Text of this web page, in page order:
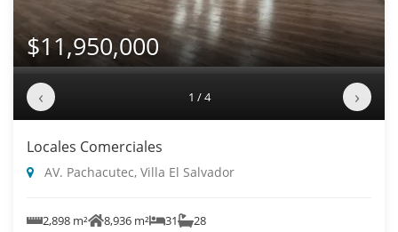
$11,950,000
‹ 1 / 4 ›
Locales Comerciales
AV. Pachacutec, Villa El Salvador
2,898 m² 8,936 m² 31 28